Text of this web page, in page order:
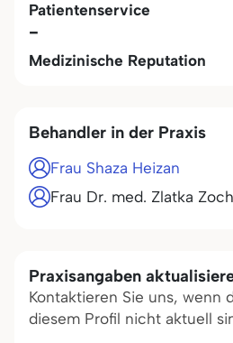
Patientenservice
-
Medizinische Reputation
Behandler in der Praxis
Frau Shaza Heizan
Frau Dr. med. Zlatka
Praxisangaben
Kontaktieren Sie uns, wenn
diesem Profil nicht aktuell